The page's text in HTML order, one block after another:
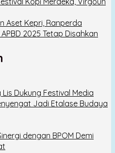
Aset Kepri, Ranperda
2025 Tetap Disahkan
Dukung Festival Media
Jadi Etalase Budaya
dengan BPOM Demi